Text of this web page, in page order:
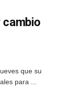
cambio
que su
para ...